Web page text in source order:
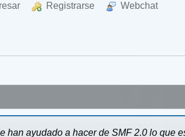
Registrarse Webchat
ayudado a hacer de SMF 2.0 lo que